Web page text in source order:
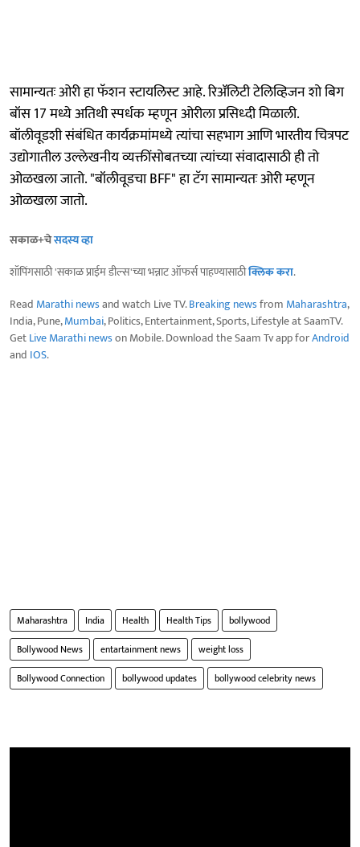
सामान्यतः ओरी हा फॅशन स्टायलिस्ट आहे. रिॲलिटी टेलिव्हिजन शो बिग
बॉस 17 मध्ये अतिथी स्पर्धक म्हणून ओरीला प्रसिध्दी मिळाली.
बॉलीवूडशी संबंधित कार्यक्रमांमध्ये त्यांचा सहभाग आणि भारतीय चित्रपट
उद्योगातील उल्लेखनीय व्यक्तींसोबतच्या त्यांच्या संवादासाठी ही तो
ओळखला जातो. "बॉलीवूडचा BFF" हा टॅग सामान्यतः ओरी म्हणून
ओळखला जातो.
सकाळ+चेसदस्य व्हा
शॉपिंगसाठी 'सकाळ प्राईम डील्स'च्या भन्नाट ऑफर्स पाहण्यासाठीक्लिक करा.
Read Marathi newsand watch Live TV.Breaking newsfrom Maharashtra,
India, Pune,Mumbai, Politics, Entertainment, Sports, Lifestyle at SaamTV.
GetLive Marathi newson Mobile. Download the Saam Tv app forAndroid
and IOS.
Maharashtra India Health Health Tips
bollywood
Bollywood News
entartainment news
weight loss
Bollywood Connection
bollywood updates bollywood celebrity news